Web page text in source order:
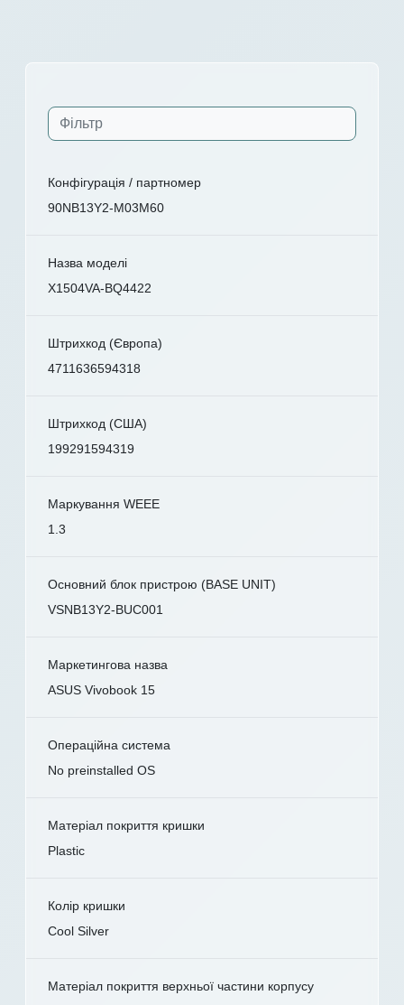
Конфігурація / партномер
90NB13Y2-M03M60
Назва моделі
X1504VA-BQ4422
Штрихкод (Європа)
4711636594318
Штрихкод (США)
199291594319
Маркування WEEE
1.3
Основний блок пристрою (BASE UNIT)
VSNB13Y2-BUC001
Маркетингова назва
ASUS Vivobook 15
Операційна система
No preinstalled OS
Матеріал покриття кришки
Plastic
Колір кришки
Cool Silver
Матеріал покриття верхньої частини корпусу